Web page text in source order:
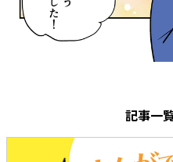
記事一